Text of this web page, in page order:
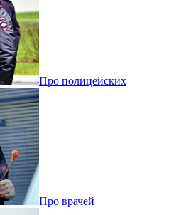
Про полицейских
Про врачей